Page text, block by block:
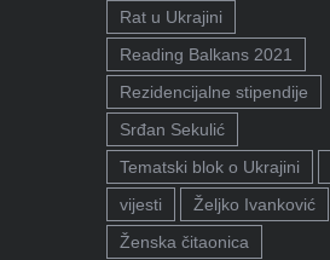
Rat u Ukrajini
Reading Balkans 2021
Rezidencijalne stipendije
Srđan Sekulić
Tematski blok o Ukrajini
vijesti
Željko Ivanković
Ženska čitaonica